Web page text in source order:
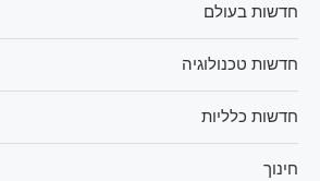
חדשות בעולם
חדשות טכנולוגיה
חדשות כלליות
חינוך